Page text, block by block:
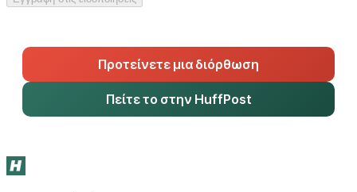
Προτείνετε μια διόρθωση
Πείτε το στην HuffPost